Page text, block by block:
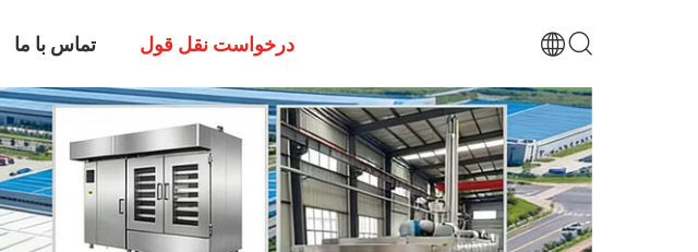
تماس با ما درخواست نقل قول